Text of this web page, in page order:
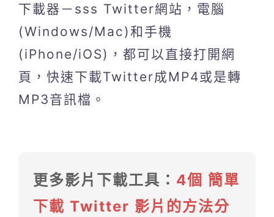
下載器－sss Twitter網站，電腦
(Windows/Mac)和手機
(iPhone/iOS)，都可以直接打開網
頁，快速下載Twitter成MP4或是轉
MP3音訊檔。
更多影片下載工具： 4個 簡單
下載 Twitter 影片的方法分